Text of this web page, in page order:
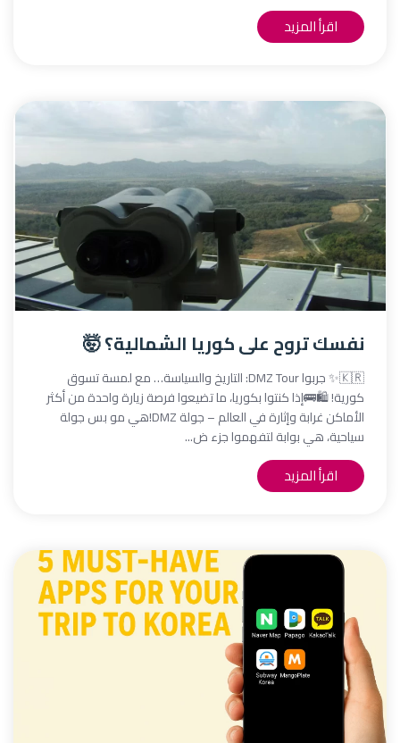
اقرأ المزيد
نفسك تروح على كوريا الشمالية؟ 🤯
🇰🇷✨ جربوا DMZ Tour: التاريخ والسياسة… مع لمسة تسوق
كورية! 🛍️🚌إذا كنتوا بكوريا، ما تضيعوا فرصة زيارة واحدة من أكثر
الأماكن غرابة وإثارة في العالم – جولة DMZ!هي مو بس جولة
سياحية، هي بوابة لتفهموا جزء ض...
اقرأ المزيد